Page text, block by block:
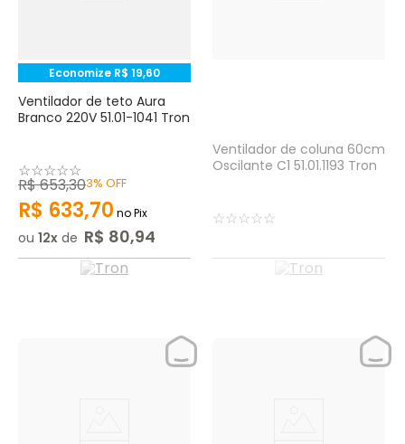
Economize R$ 19,60
Ventilador de teto Aura
Branco 220V 51.01-1041 Tron
☆☆☆☆☆
R$653,303% OFF
R$ 633,70 no Pix
ou 12 de R$ 80,94
Ventilador de coluna 60cm
Oscilante C1 51.01.1193 Tron
☆☆☆☆☆